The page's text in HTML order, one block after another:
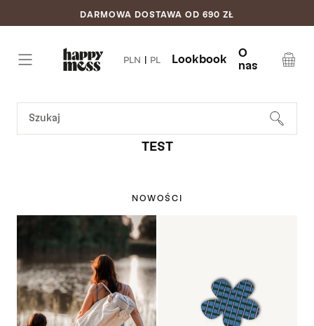
Pomiń do
treści
DARMOWA DOSTAWA OD 690 ZŁ
PLN PL Lookbook
O
nas
KOLEKCJA:
TEST
NOWOŚCI